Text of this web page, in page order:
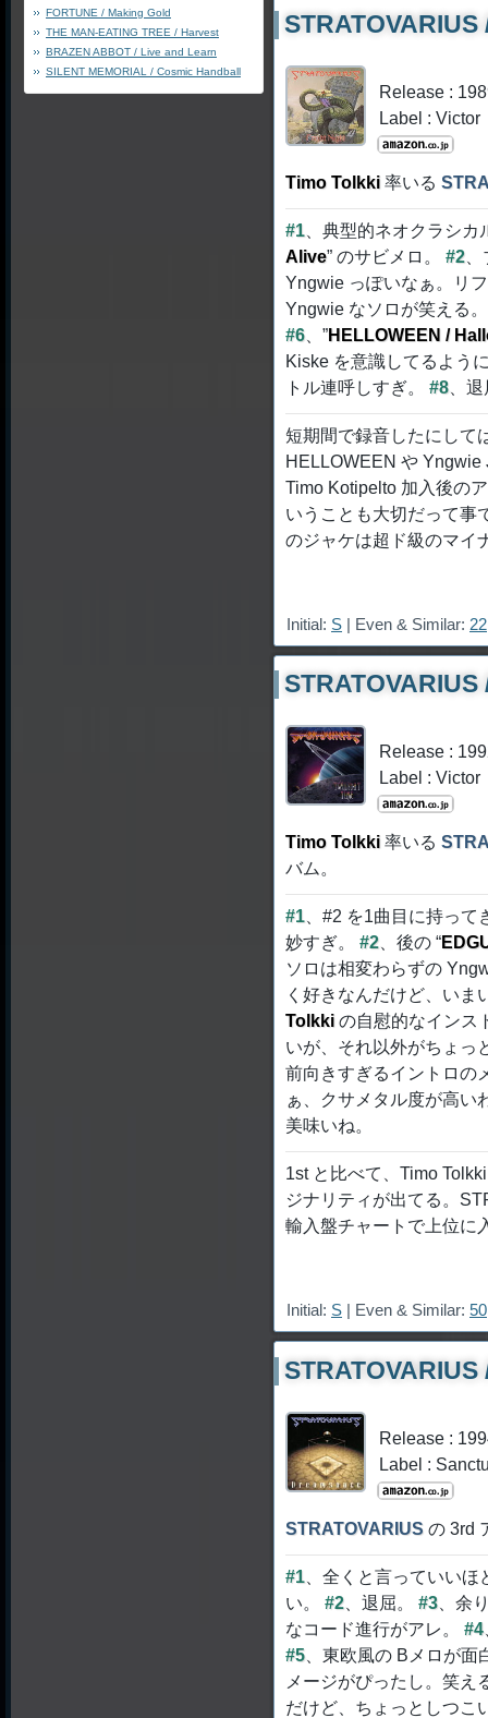
FORTUNE / Making Gold
THE MAN-EATING TREE / Harvest
BRAZEN ABBOT / Live and Learn
SILENT MEMORIAL / Cosmic Handball
Release :
Label : Victor
Timo Tolkki 率いる
#1 、典型的ネオクラシ
Alive” のサビメロ。 #2
Yngwie っぽいなぁ。リ
Yngwie なソロが笑える
#6 、”HELLOWEEN /
Kiske を意識してるよう
トル連呼しすぎ。 #8 、
短期間で録音したにして
HELLOWEEN や Yngwie
Timo Kotipelto 加入後の
いうことも大切だって事
のジャケは超ド級のマイ
Initial: S | Even & Similar: 22
Release :
Label : Victor
Timo Tolkki 率いる
バム。
#1 、#2 を1曲目に持っ
妙すぎ。 #2 、後の “
ソロは相変わらずの
く好きなんだけど、い
Tolkki の自慰的なインス
いが、それ以外がちょっ
前向きすぎるイントロの
ぁ、クサメタル度が高い
美味いね。
1st と比べて、Timo
ジナリティが出てる。
輸入盤チャートで上位に
Initial: S | Even & Similar: 50
Release :
Label :
STRATOVARIUS の 3rd
#1 、全くと言っていい
い。 #2 、退屈。 #3 、余
なコード進行がアレ。 #4
#5 、東欧風の Bメロが
メージがぴったし。笑え
だけど、ちょっとしつこ